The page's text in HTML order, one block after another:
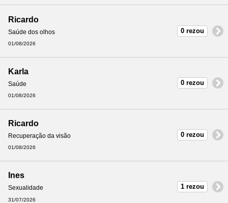
Ricardo
Saúde dos olhos
01/08/2026
0 rezou
Karla
Saúde
01/08/2026
0 rezou
Ricardo
Recuperação da visão
01/08/2026
0 rezou
Ines
Sexualidade
31/07/2026
1 rezou